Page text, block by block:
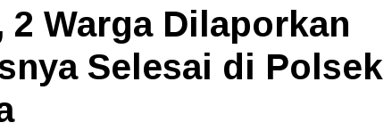
Warga Dilaporkan
Selesai di Polsek